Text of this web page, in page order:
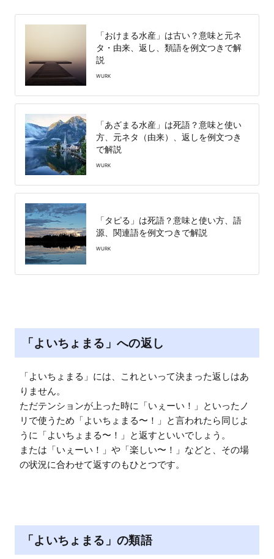
「おけまる水産」は古い？意味と元ネ
タ・由来、返し、類語を例文つきで解
説
WURK
「あざまる水産」は死語？意味と使い
方、元ネタ（由来）、返しを例文つき
で解説
WURK
「タピる」は死語？意味と使い方、語
源、関連語を例文つきで解説
WURK
「よいちょまる」への返し
「よいちょまる」には、これといって決まった返しはあ
りません。
ただテンションが上った時に「いぇーい！」といったノ
リで使うため「よいちょまる〜！」と言われたら同じよ
うに「よいちょまる〜！」と返すといいでしょう。
または「いぇーい！」や「楽しい〜！」などと、その場
の状況に合わせて返すのもひとつです。
「よいちょまる」の類語